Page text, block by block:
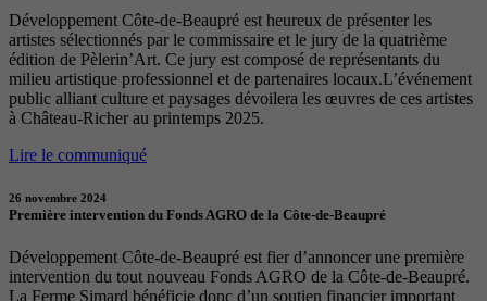
Développement Côte-de-Beaupré est heureux de présenter les
artistes sélectionnés par le commissaire et le jury de la quatrième
édition de Pèlerin’Art. Ce jury est composé de représentants du
milieu artistique professionnel et de partenaires locaux.L’événement
public alliant culture et paysages dévoilera les œuvres de ces artistes
à Château-Richer au printemps 2025.
Lire le communiqué
26 novembre 2024
Première intervention du Fonds AGRO de la Côte-de-Beaupré
Développement Côte-de-Beaupré est fier d’annoncer une première
intervention du tout nouveau Fonds AGRO de la Côte-de-Beaupré.
La Ferme Simard bénéficie donc d’un soutien financier important